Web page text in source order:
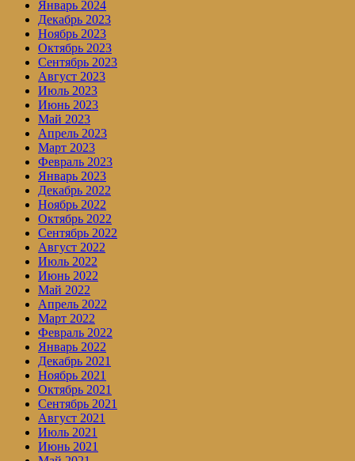
Январь 2024
Декабрь 2023
Ноябрь 2023
Октябрь 2023
Сентябрь 2023
Август 2023
Июль 2023
Июнь 2023
Май 2023
Апрель 2023
Март 2023
Февраль 2023
Январь 2023
Декабрь 2022
Ноябрь 2022
Октябрь 2022
Сентябрь 2022
Август 2022
Июль 2022
Июнь 2022
Май 2022
Апрель 2022
Март 2022
Февраль 2022
Январь 2022
Декабрь 2021
Ноябрь 2021
Октябрь 2021
Сентябрь 2021
Август 2021
Июль 2021
Июнь 2021